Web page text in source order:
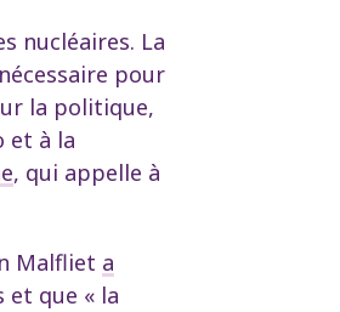
nucléaires. La
pour
la politique,
et à la
, qui appelle à
Malfliet a
et que « la